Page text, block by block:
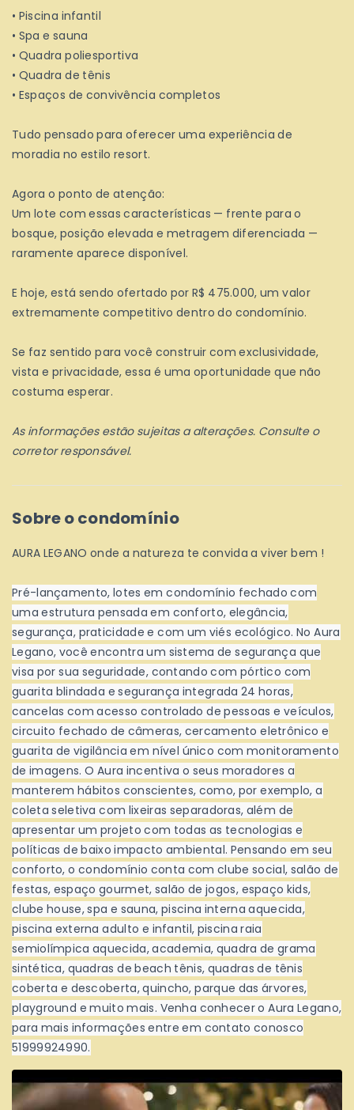
• Piscina infantil
• Spa e sauna
• Quadra poliesportiva
• Quadra de tênis
• Espaços de convivência completos
Tudo pensado para oferecer uma experiência de
moradia no estilo resort.
Agora o ponto de atenção:
Um lote com essas características — frente para o
bosque, posição elevada e metragem diferenciada —
raramente aparece disponível.
E hoje, está sendo ofertado por R$ 475.000, um valor
extremamente competitivo dentro do condomínio.
Se faz sentido para você construir com exclusividade,
vista e privacidade, essa é uma oportunidade que não
costuma esperar.
As informações estão sujeitas a alterações. Consulte o
corretor responsável.
Sobre o condomínio
AURA LEGANO onde a natureza te convida a viver bem !
Pré-lançamento, lotes em condomínio fechado com
uma estrutura pensada em conforto, elegância,
segurança, praticidade e com um viés ecológico. No Aura
Legano, você encontra um sistema de segurança que
visa por sua seguridade, contando com pórtico com
guarita blindada e segurança integrada 24 horas,
cancelas com acesso controlado de pessoas e veículos,
circuito fechado de câmeras, cercamento eletrônico e
guarita de vigilância em nível único com monitoramento
de imagens. O Aura incentiva o seus moradores a
manterem hábitos conscientes, como, por exemplo, a
coleta seletiva com lixeiras separadoras, além de
apresentar um projeto com todas as tecnologias e
políticas de baixo impacto ambiental. Pensando em seu
conforto, o condomínio conta com clube social, salão de
festas, espaço gourmet, salão de jogos, espaço kids,
clube house, spa e sauna, piscina interna aquecida,
piscina externa adulto e infantil, piscina raia
semiolímpica aquecida, academia, quadra de grama
sintética, quadras de beach tênis, quadras de tênis
coberta e descoberta, quincho, parque das árvores,
playground e muito mais. Venha conhecer o Aura Legano,
para mais informações entre em contato conosco
51999924990.